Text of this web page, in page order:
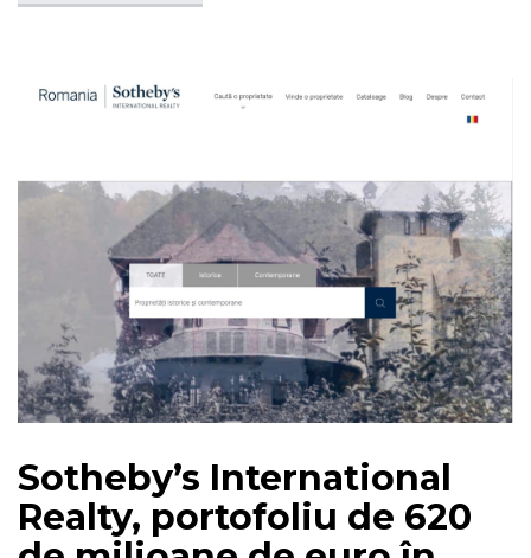
Sotheby’s International
Realty, portofoliu de 620